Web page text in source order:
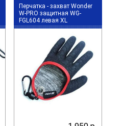
Перчатка - захват Wonder
W-PRO защитная WG-
FGL604 левая XL